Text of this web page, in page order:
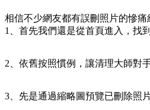
相信不少網友都有誤刪照片的慘痛
1、首先我們還是從首頁進入，找
2、依舊按照慣例，讓清理大師對
3、先是通過縮略圖預覽已刪除照